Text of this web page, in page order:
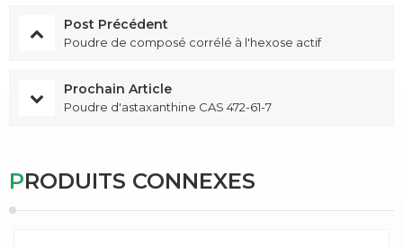
Post Précédent
Poudre de composé corrélé à l'hexose actif
Prochain Article
Poudre d'astaxanthine CAS 472-61-7
PRODUITS CONNEXES